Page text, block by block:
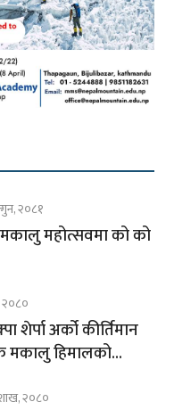
२०८१
महोत्सवमा को को
२०८०
शेर्पा अर्को कीर्तिमान
मकालु हिमालको
२०८०